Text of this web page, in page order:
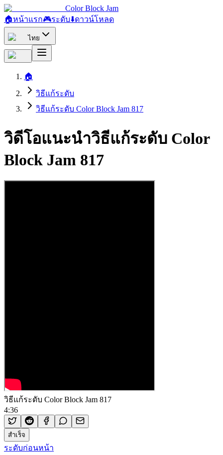
Color Block Jam
🏠หน้าแรก🎮ระดับ⬇️ดาวน์โหลด
ไทย
🏠
วิธีแก้ระดับ
วิธีแก้ระดับ Color Block Jam 817
วิดีโอแนะนำวิธีแก้ระดับ Color
Block Jam 817
วิธีแก้ระดับ Color Block Jam 817
4:36
สำเร็จ
ระดับก่อนหน้า